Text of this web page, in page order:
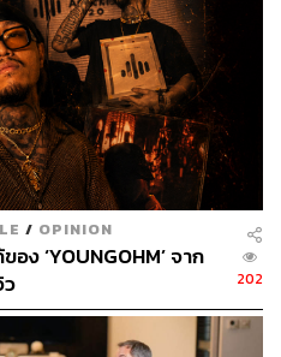
/ OPINION
ง ‘YOUNGOHM’ จาก
202